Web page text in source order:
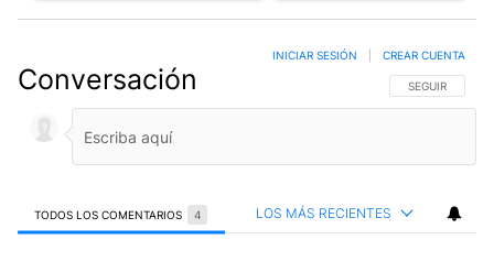
Conversación SIGA ESTA
SEGUIR
INICIAR SESIÓN CREAR CUENTA
TODOS LOS COMENTARIOS 4 LOS MÁS RECIENTES